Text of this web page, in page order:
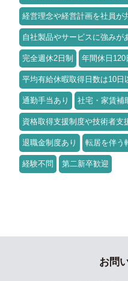
経営理念や経営計画を社員が
自社製品やサービスに強みが
完全週休2日制 年間休日120
平均有給休暇取得日数は10日
通勤手当あり 社宅・家賃補
資格取得支援制度や技術者支
退職金制度あり 転居を伴う
経験不問 第二新卒歓迎
お問